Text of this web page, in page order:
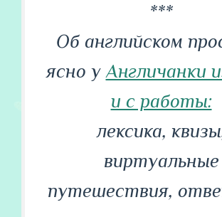
***
Об английском
ясно уАнгличанки
и с работы:
лексика,
виртуальные
путешествия,